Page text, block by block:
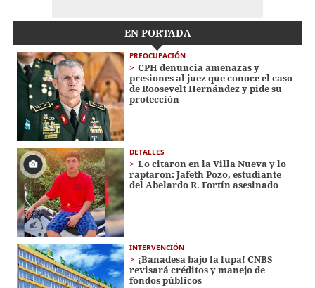
EN PORTADA
PREOCUPACIÓN
CPH denuncia amenazas y
presiones al juez que conoce el caso
de Roosevelt Hernández y pide su
protección
DETALLES
Lo citaron en la Villa Nueva y lo
raptaron: Jafeth Pozo, estudiante
del Abelardo R. Fortín asesinado
INTERVENCIÓN
¡Banadesa bajo la lupa! CNBS
revisará créditos y manejo de
fondos públicos